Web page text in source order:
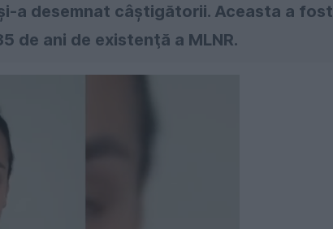
a desemnat câştigătorii. Aceasta a fost
de ani de existenţă a MLNR.